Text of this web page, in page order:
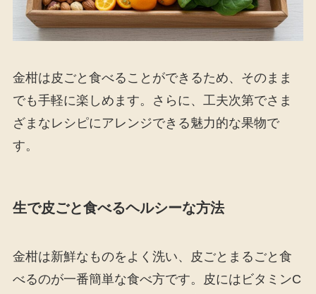
金柑は皮ごと食べることができるため、そのまま
でも手軽に楽しめます。さらに、工夫次第でさま
ざまなレシピにアレンジできる魅力的な果物で
す。
生で皮ごと食べるヘルシーな方法
金柑は新鮮なものをよく洗い、皮ごとまるごと食
べるのが一番簡単な食べ方です。皮にはビタミンC